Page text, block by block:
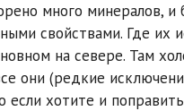
много минералов, и
свойствами. Где
на севере. Там
они (редкие
если хотите и